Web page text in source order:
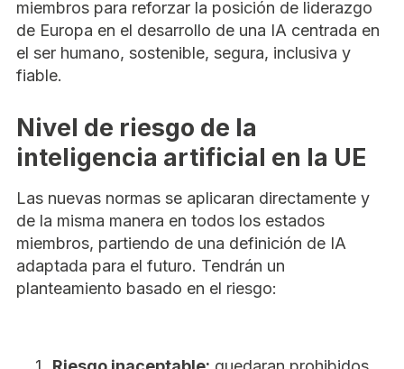
miembros para reforzar la posición de liderazgo
de Europa en el desarrollo de una IA centrada en
el ser humano, sostenible, segura, inclusiva y
fiable.
Nivel de riesgo de la
inteligencia artificial en la UE
Las nuevas normas se aplicaran directamente y
de la misma manera en todos los estados
miembros, partiendo de una definición de IA
adaptada para el futuro. Tendrán un
planteamiento basado en el riesgo: